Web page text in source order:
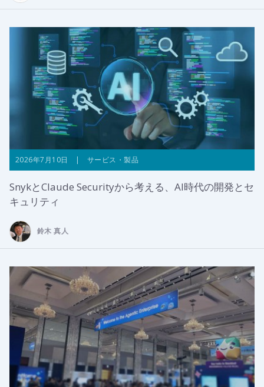
2026年7月10日 | サービス・製品
SnykとClaude Securityから考える、AI時代の開発とセ
キュリティ
鈴木 真人